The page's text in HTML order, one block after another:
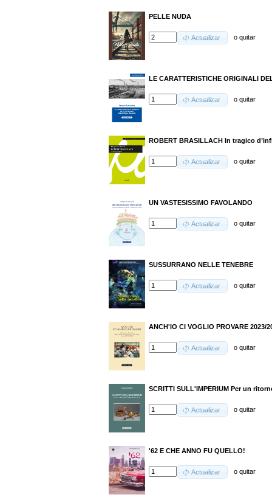
PELLE NUDA
Actualizar oquitar
LE CARATTERISTICHE ORIGINALI
Actualizar oquitar
ROBERT BRASILLACH In tragico
Actualizar oquitar
UN VASTESISSIMO FAVOLANDO
Actualizar oquitar
SUSSURRANO NELLE TENEBRE
Actualizar oquitar
ANCH'IO CI VOGLIO PROVARE 2023/
Actualizar oquitar
SCRITTI SULL'IMPERIUM Per un
Actualizar oquitar
'62 E CHE ANNO FU QUELLO!
Actualizar oquitar